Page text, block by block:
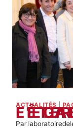
ACTUALITÉS
LE LABORATOIRE
Par